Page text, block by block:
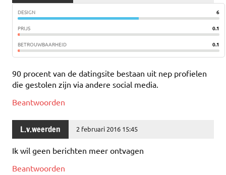
DESIGN 6
PRIJS 0.1
BETROUWBAARHEID 0.1
90 procent van de datingsite bestaan uit nep profielen
die gestolen zijn via andere social media.
Beantwoorden
L.v.weerden 2 februari 2016 15:45
Ik wil geen berichten meer ontvagen
Beantwoorden